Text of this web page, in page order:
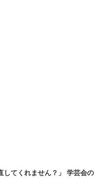
してくれません？」 学芸会の